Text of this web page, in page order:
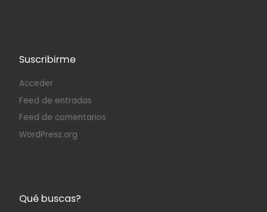
Suscribirme
Acceder
Feed de entradas
Feed de comentarios
WordPress.org
Qué buscas?